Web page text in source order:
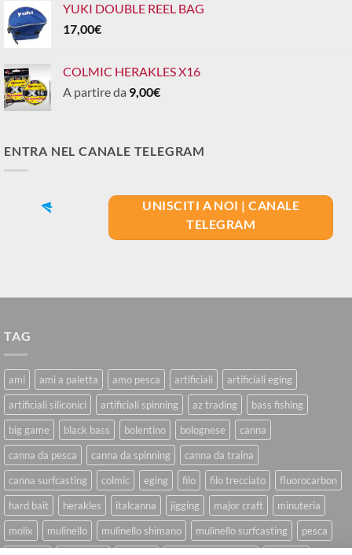
YUKI DOUBLE REEL BAG
17,00€
COLMIC HERAKLES X16
A partire da 9,00€
ENTRA NEL CANALE TELEGRAM
UNISCITI A NOI | CANALE
TELEGRAM
TAG
ami ami a paletta amo pesca artificiali
artificiali eging
artificiali siliconici
artificiali spinning az trading
bass fishing
big game
black bass bolentino bolognese
canna
canna da pesca
canna da spinning
canna da traina
canna surfcasting
colmic eging filo filo trecciato
fluorocarbon
hard bait
herakles italcanna jigging major craft
minuteria
molix
mulinello mulinello shimano mulinello surfcasting
pesca